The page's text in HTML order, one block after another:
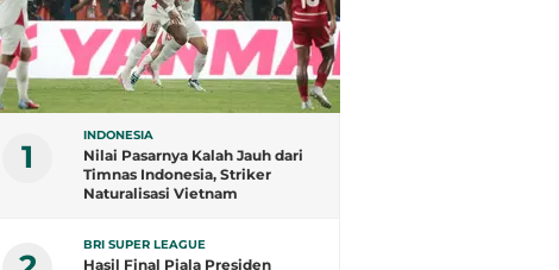
1
INDONESIA
Nilai Pasarnya Kalah Jauh dari
Timnas Indonesia, Striker
Naturalisasi Vietnam
BRI SUPER LEAGUE
Hasil Final Piala Presiden